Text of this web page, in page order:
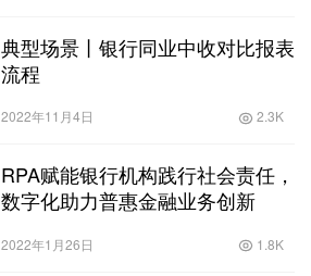
典型场景丨银行同业中收对比报表
流程
2022年11月4日 2.3K
RPA赋能银行机构践行社会责任，
数字化助力普惠金融业务创新
2022年1月26日 1.8K